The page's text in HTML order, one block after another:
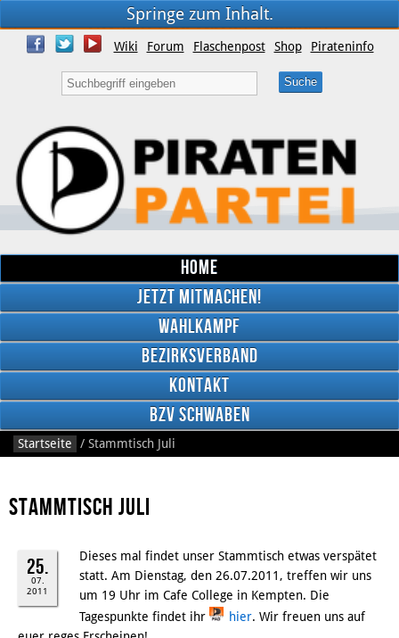
Springe zum Inhalt.
Wiki Forum Flaschenpost Shop Pirateninfo
Home
Jetzt mitmachen!
Wahlkampf
Bezirksverband
Kontakt
BzV Schwaben
Startseite / Stammtisch Juli
Stammtisch Juli
25.
07.
2011
Dieses mal findet unser Stammtisch etwas verspätet
statt. Am Dienstag, den 26.07.2011, treffen wir uns
um 19 Uhr im Cafe College in Kempten. Die
Tagespunkte findet ihr
hier. Wir freuen uns auf